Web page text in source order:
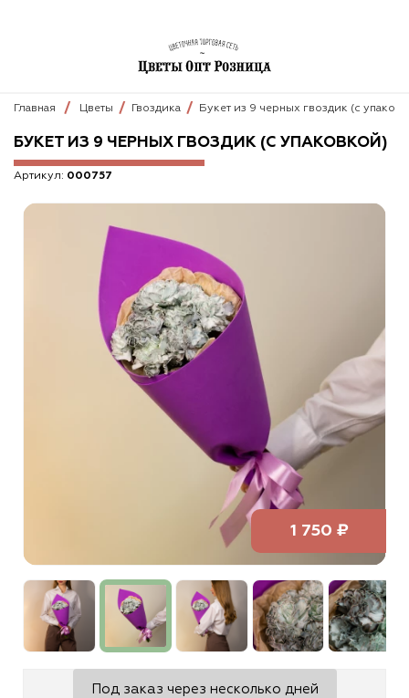
Главная Цветы Гвоздика Букет из 9 черных гвоздик (с
БУКЕТ ИЗ 9 ЧЕРНЫХ ГВОЗДИК (С УПАКОВКОЙ)
Артикул: 000757
1 750 ₽
Под заказ через несколько дней